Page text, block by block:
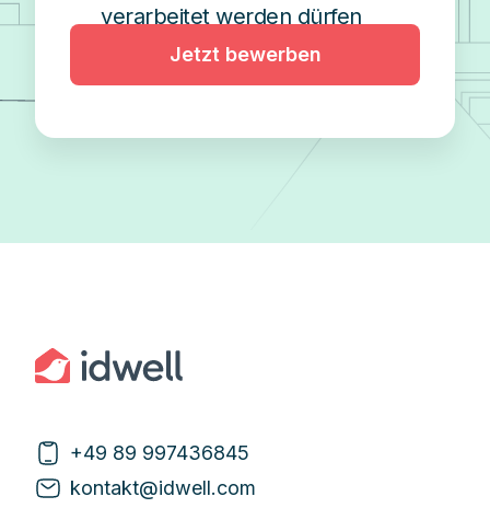
verarbeitet werden dürfen
Jetzt bewerben
+49 89 997436845
kontakt@idwell.com